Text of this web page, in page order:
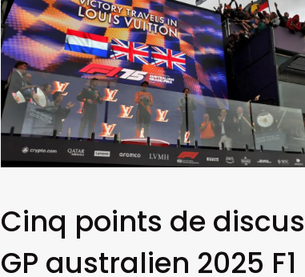
Cinq points de
GP australien 2025 F1